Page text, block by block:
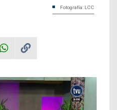
Fotografía: LCC